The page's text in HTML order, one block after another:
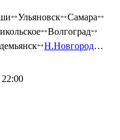
Ульяновск
Самара
Волгоград
Н.Новгород…
22:00